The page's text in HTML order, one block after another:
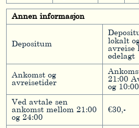
Annen informasjon
Depositum
lokalt
avreise
ødelagt
Ankomst og
avreisetider
21:00
og 10:00
Ved avtale sen
ankomst mellom 21:00
og 24:00
€30,-